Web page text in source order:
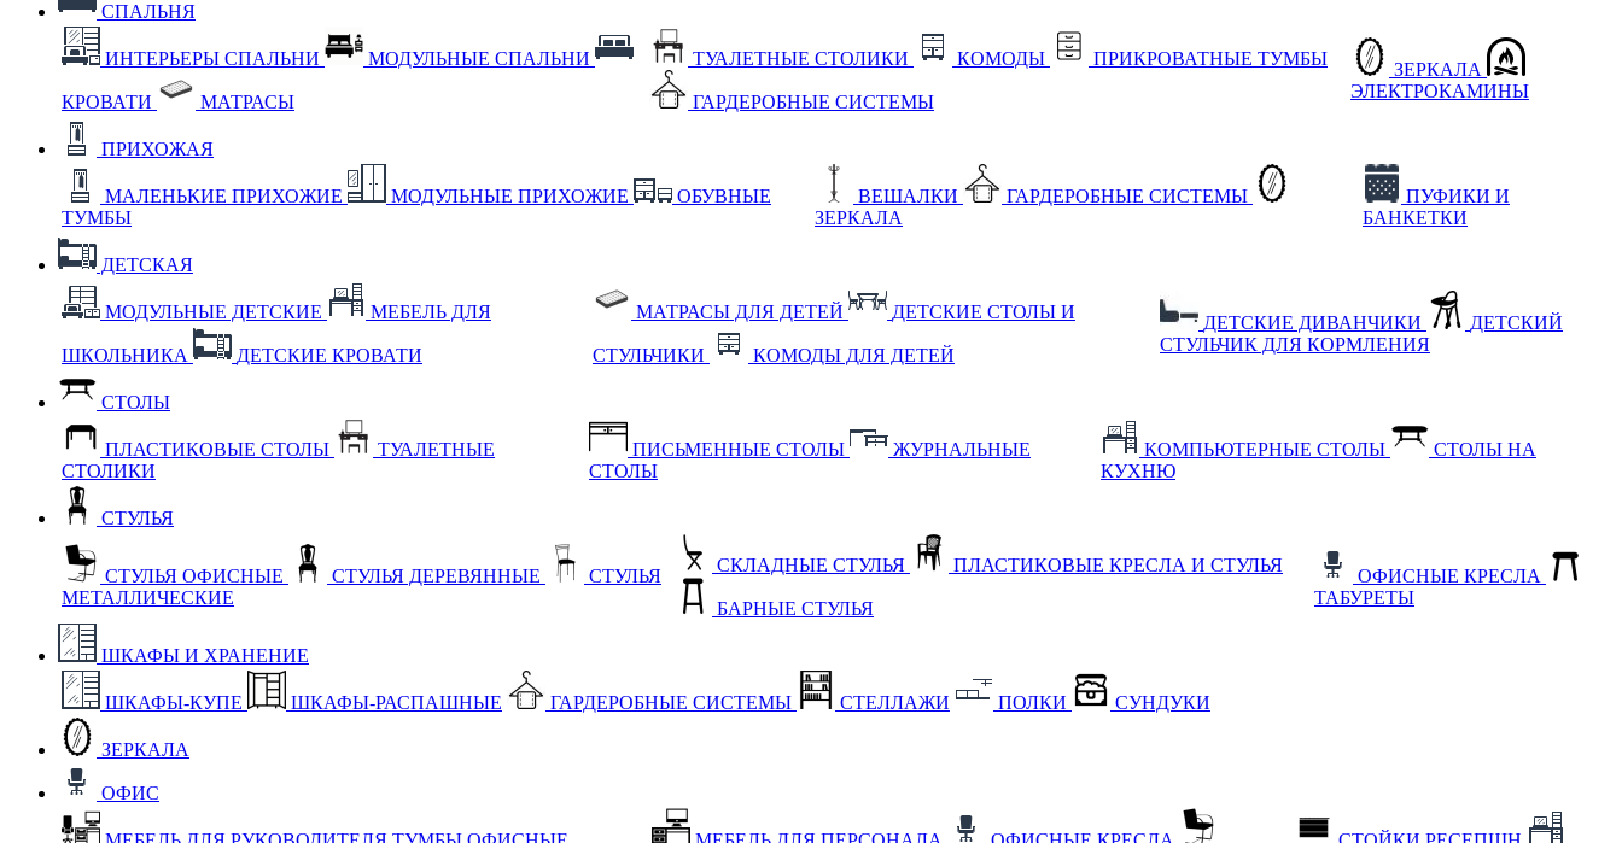
СПАЛЬНЯ
ИНТЕРЬЕРЫ СПАЛЬНИ МОДУЛЬНЫЕ СПАЛЬНИ
КРОВАТИ МАТРАСЫ
ТУАЛЕТНЫЕ СТОЛИКИ КОМОДЫ ПРИКРОВАТНЫЕ ТУМБЫ
ГАРДЕРОБНЫЕ СИСТЕМЫ
ЗЕРКАЛА
ЭЛЕКТРОКАМИНЫ
ПРИХОЖАЯ
МАЛЕНЬКИЕ ПРИХОЖИЕ МОДУЛЬНЫЕ ПРИХОЖИЕ
ОБУВНЫЕ
ТУМБЫ
ВЕШАЛКИ
ГАРДЕРОБНЫЕ СИСТЕМЫ
ЗЕРКАЛА
ПУФИКИ И
БАНКЕТКИ
ДЕТСКАЯ
МОДУЛЬНЫЕ ДЕТСКИЕ МЕБЕЛЬ ДЛЯ
ШКОЛЬНИКА ДЕТСКИЕ КРОВАТИ
МАТРАСЫ ДЛЯ ДЕТЕЙ ДЕТСКИЕ СТОЛЫ И
СТУЛЬЧИКИ КОМОДЫ ДЛЯ ДЕТЕЙ
ДЕТСКИЕ ДИВАНЧИКИ
ДЕТСКИЙ
СТУЛЬЧИК ДЛЯ КОРМЛЕНИЯ
СТОЛЫ
ПЛАСТИКОВЫЕ СТОЛЫ
ТУАЛЕТНЫЕ
СТОЛИКИ
ПИСЬМЕННЫЕ СТОЛЫ
ЖУРНАЛЬНЫЕ
СТОЛЫ
КОМПЬЮТЕРНЫЕ СТОЛЫ
СТОЛЫ НА
КУХНЮ
СТУЛЬЯ
СТУЛЬЯ ОФИСНЫЕ СТУЛЬЯ ДЕРЕВЯННЫЕ
СТУЛЬЯ
МЕТАЛЛИЧЕСКИЕ
СКЛАДНЫЕ СТУЛЬЯ ПЛАСТИКОВЫЕ КРЕСЛА И СТУЛЬЯ
БАРНЫЕ СТУЛЬЯ
ОФИСНЫЕ КРЕСЛА
ТАБУРЕТЫ
ШКАФЫ И ХРАНЕНИЕ
ШКАФЫ-КУПЕ ШКАФЫ-РАСПАШНЫЕ ГАРДЕРОБНЫЕ СИСТЕМЫ СТЕЛЛАЖИ ПОЛКИ СУНДУКИ
ЗЕРКАЛА
ОФИС